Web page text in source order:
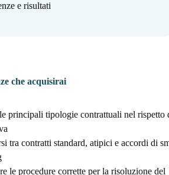
e risultati
che acquisirai
principali tipologie contrattuali nel rispetto
tra contratti standard, atipici e accordi di
le procedure corrette per la risoluzione del